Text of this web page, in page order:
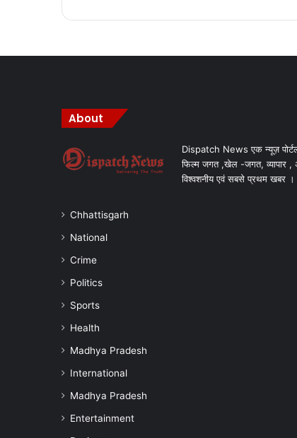
About
Dispatch News एक न्यूज़
फिल्म जगत ,खेल -जगत, व्यापार ,
विश्वशनीय एवं सबसे प्रथम खबर ।
Chhattisgarh
National
Crime
Politics
Sports
Health
Madhya Pradesh
International
Madhya Pradesh
Entertainment